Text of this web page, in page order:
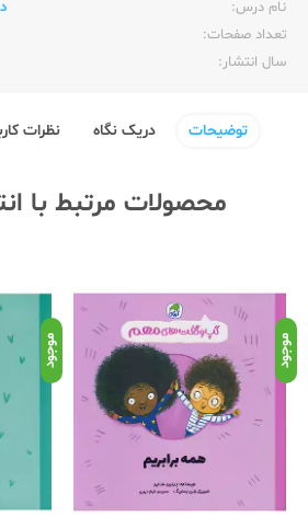
نام درس:
تعداد صفحات:‌
سال انتشار:‌
توضیحات دریک نگاه نظرات
محصولات مرتبط با
موجود موجود